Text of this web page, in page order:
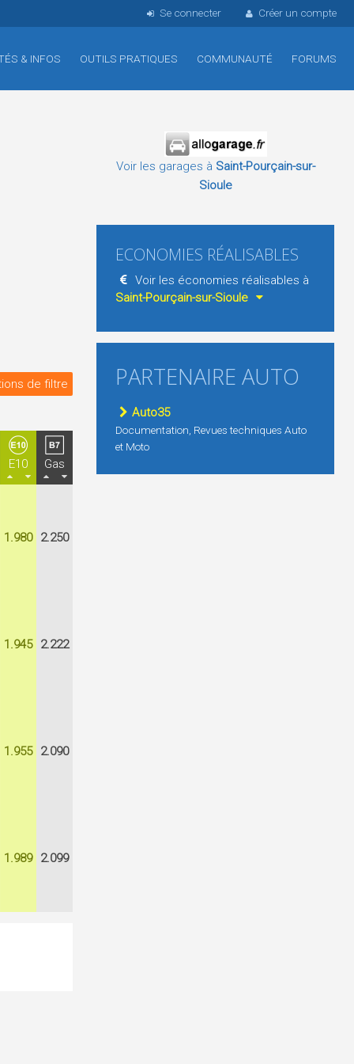
Se connecter Créer un compte
& INFOS OUTILS PRATIQUES COMMUNAUTÉ FORUMS
de filtre
E10
Gas
1.980 2.250
1.945 2.222
1.955 2.090
1.989 2.099
Voir les garages à Saint-Pourçain-sur-
Sioule
ECONOMIES RÉALISABLES
Voir les économies réalisables à
Saint-Pourçain-sur-Sioule
PARTENAIRE AUTO
Auto35
Documentation, Revues techniques Auto
et Moto